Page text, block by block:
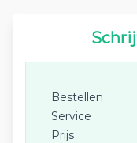
Bestellen
Service
Prijs